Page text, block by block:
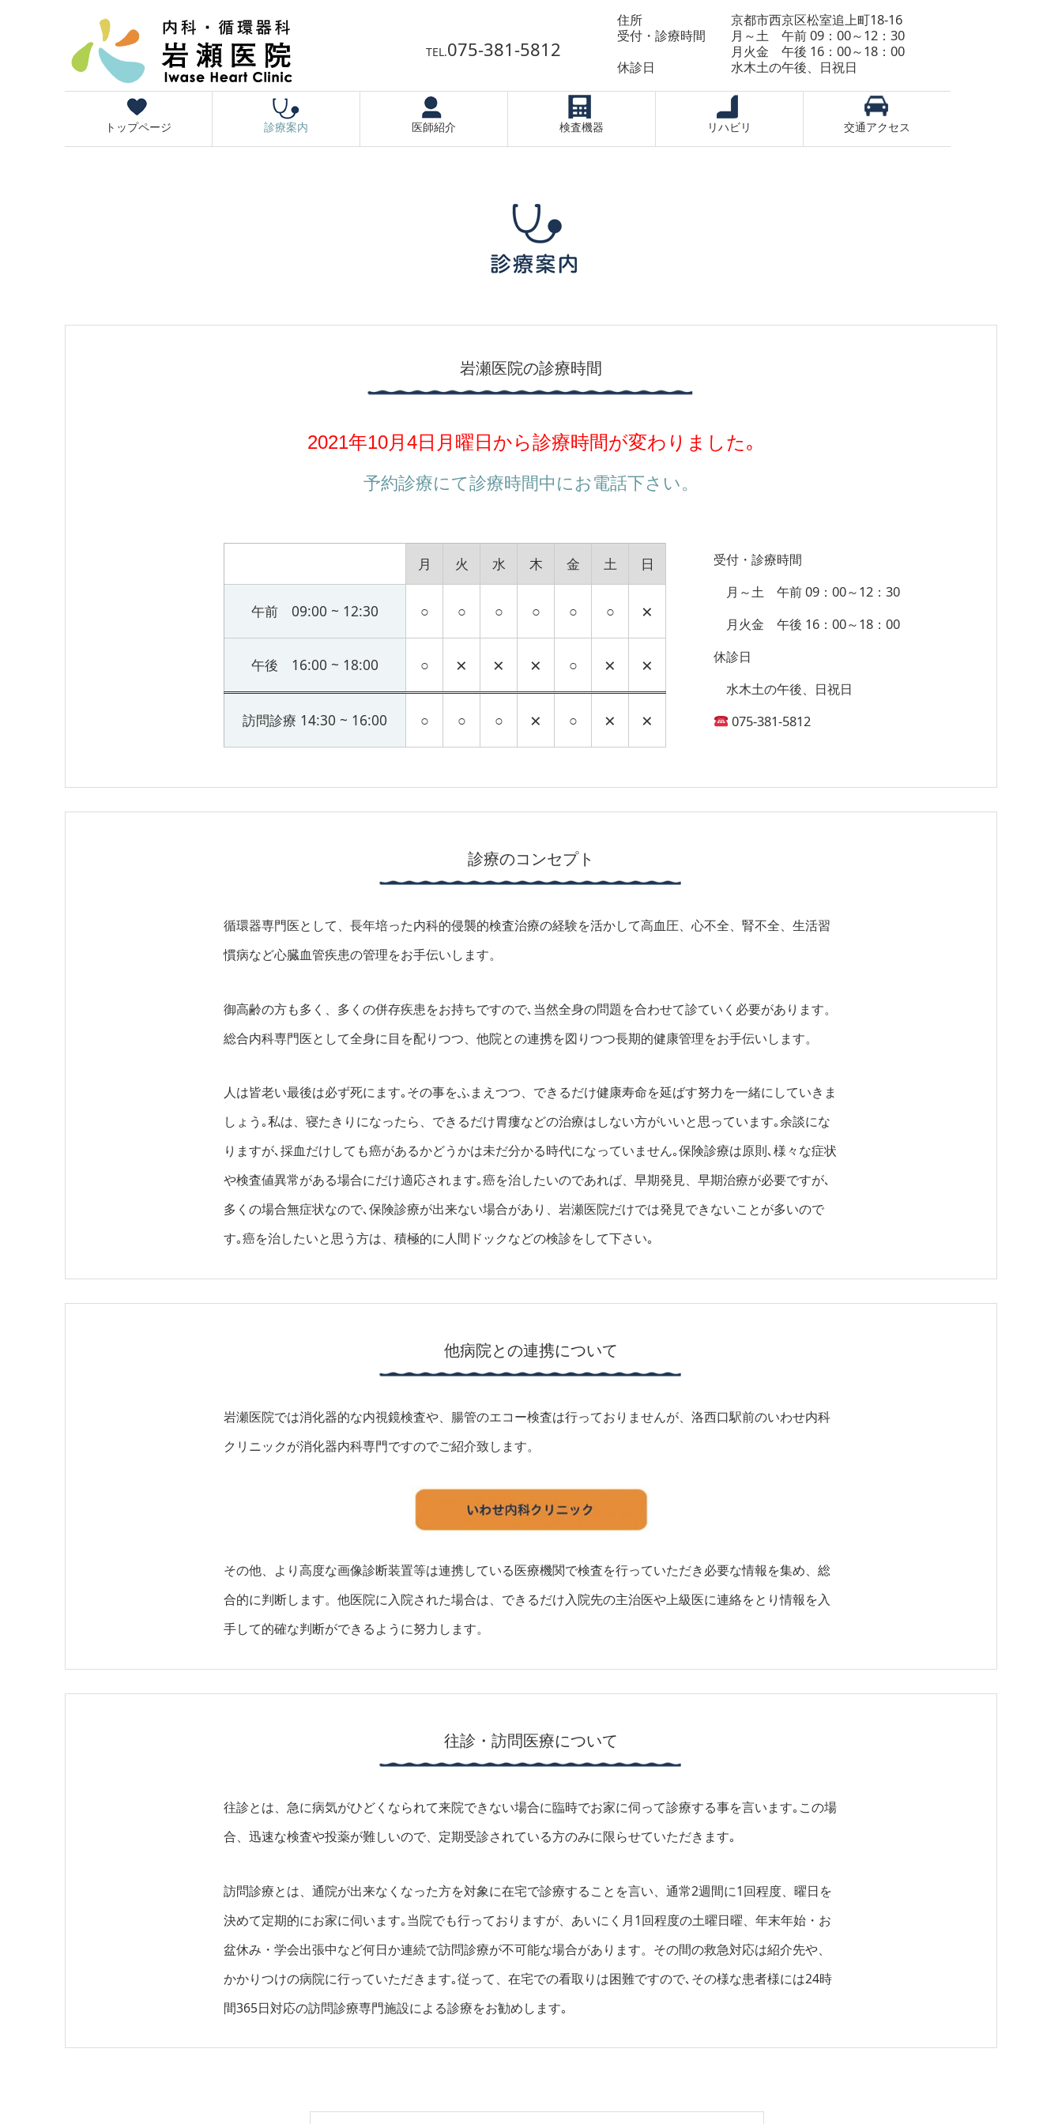
TEL.075-381-5812
住所 京都市西京区松室追上町18-16
受付・診療時間 月～土 午前 09：00～12：30
月火金 午後 16：00～18：00
休診日 水木土の午後、日祝日
トップページ 診療案内 医師紹介 検査機器 リハビリ 交通アクセス
岩瀬医院の診療時間
2021年10月4日月曜日から診療時間が変わりました｡
予約診療にて診療時間中にお電話下さい。
受付・診療時間
月～土 午前 09：00～12：30
月火金 午後 16：00～18：00
休診日
水木土の午後、日祝日
075-381-5812
月 火 水 木 金 土 日
午前 09:00 ~ 12:30 ○ ○ ○ ○ ○ ○ ×
午後 16:00 ~ 18:00 ○ × × × ○ × ×
訪問診療 14:30 ~ 16:00 ○ ○ ○ × ○ × ×
診療のコンセプト
循環器専門医として、長年培った内科的侵襲的検査治療の経験を活かして高血圧、心不全、腎不全、生活習
慣病など心臓血管疾患の管理をお手伝いします。
御高齢の方も多く、多くの併存疾患をお持ちですので､当然全身の問題を合わせて診ていく必要があります。
総合内科専門医として全身に目を配りつつ、他院との連携を図りつつ長期的健康管理をお手伝いします。
人は皆老い最後は必ず死にます｡その事をふまえつつ、できるだけ健康寿命を延ばす努力を一緒にしていきま
しょう｡私は、寝たきりになったら、できるだけ胃瘻などの治療はしない方がいいと思っています｡余談にな
りますが､採血だけしても癌があるかどうかは未だ分かる時代になっていません｡保険診療は原則､様々な症状
や検査値異常がある場合にだけ適応されます｡癌を治したいのであれば、早期発見、早期治療が必要ですが､
多くの場合無症状なので､保険診療が出来ない場合があり、岩瀬医院だけでは発見できないことが多いので
す｡癌を治したいと思う方は、積極的に人間ドックなどの検診をして下さい｡
他病院との連携について
岩瀬医院では消化器的な内視鏡検査や、腸管のエコー検査は行っておりませんが、洛西口駅前のいわせ内科
クリニックが消化器内科専門ですのでご紹介致します。
その他、より高度な画像診断装置等は連携している医療機関で検査を行っていただき必要な情報を集め、総
合的に判断します。他医院に入院された場合は、できるだけ入院先の主治医や上級医に連絡をとり情報を入
手して的確な判断ができるように努力します。
往診・訪問医療について
往診とは、急に病気がひどくなられて来院できない場合に臨時でお家に伺って診療する事を言います｡この場
合、迅速な検査や投薬が難しいので、定期受診されている方のみに限らせていただきます｡
訪問診療とは、通院が出来なくなった方を対象に在宅で診療することを言い、通常2週間に1回程度、曜日を
決めて定期的にお家に伺います｡当院でも行っておりますが、あいにく月1回程度の土曜日曜、年末年始・お
盆休み・学会出張中など何日か連続で訪問診療が不可能な場合があります。その間の救急対応は紹介先や、
かかりつけの病院に行っていただきます｡従って、在宅での看取りは困難ですので､その様な患者様には24時
間365日対応の訪問診療専門施設による診療をお勧めします｡